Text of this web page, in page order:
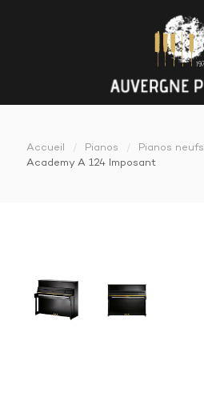
Accueil / Pianos / Pianos neufs
Academy A 124 Imposant